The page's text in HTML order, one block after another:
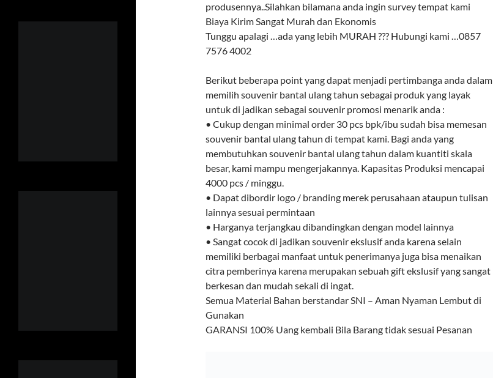
produsennya..Silahkan bilamana anda ingin survey tempat kami
Biaya Kirim Sangat Murah dan Ekonomis
Tunggu apalagi …ada yang lebih MURAH ??? Hubungi kami …0857
7576 4002
Berikut beberapa point yang dapat menjadi pertimbanga anda dalam
memilih souvenir bantal ulang tahun sebagai produk yang layak
untuk di jadikan sebagai souvenir promosi menarik anda :
• Cukup dengan minimal order 30 pcs bpk/ibu sudah bisa memesan
souvenir bantal ulang tahun di tempat kami. Bagi anda yang
membutuhkan souvenir bantal ulang tahun dalam kuantiti skala
besar, kami mampu mengerjakannya. Kapasitas Produksi mencapai
4000 pcs / minggu.
• Dapat dibordir logo / branding merek perusahaan ataupun tulisan
lainnya sesuai permintaan
• Harganya terjangkau dibandingkan dengan model lainnya
• Sangat cocok di jadikan souvenir ekslusif anda karena selain
memiliki berbagai manfaat untuk penerimanya juga bisa menaikan
citra pemberinya karena merupakan sebuah gift ekslusif yang sangat
berkesan dan mudah sekali di ingat.
Semua Material Bahan berstandar SNI – Aman Nyaman Lembut di
Gunakan
GARANSI 100% Uang kembali Bila Barang tidak sesuai Pesanan